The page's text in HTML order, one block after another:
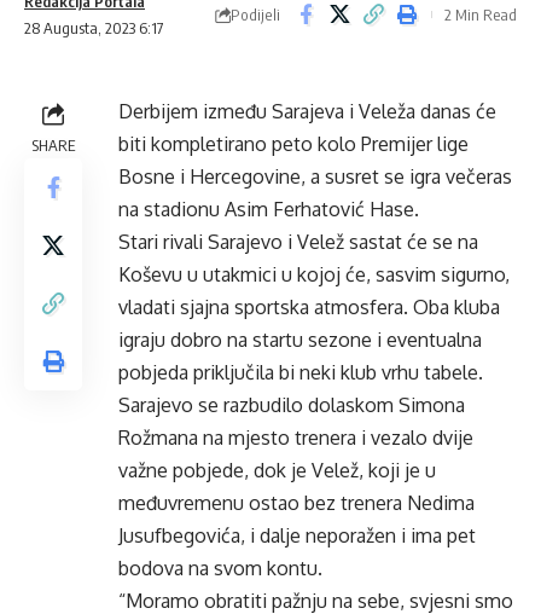
28 Augusta, 2023 6:17
Podijeli 2 Min Read
SHARE
Derbijem između Sarajeva i Veleža danas će
biti kompletirano peto kolo Premijer lige
Bosne i Hercegovine, a susret se igra večeras
na stadionu Asim Ferhatović Hase.
Stari rivali Sarajevo i Velež sastat će se na
Koševu u utakmici u kojoj će, sasvim sigurno,
vladati sjajna sportska atmosfera. Oba kluba
igraju dobro na startu sezone i eventualna
pobjeda priključila bi neki klub vrhu tabele.
Sarajevo se razbudilo dolaskom Simona
Rožmana na mjesto trenera i vezalo dvije
važne pobjede, dok je Velež, koji je u
međuvremenu ostao bez trenera Nedima
Jusufbegovića, i dalje neporažen i ima pet
bodova na svom kontu.
“Moramo obratiti pažnju na sebe, svjesni smo